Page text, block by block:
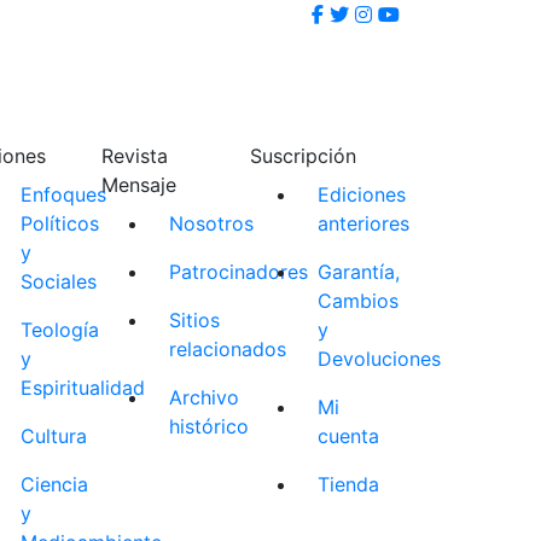
Enfoques
Políticos
y
Sociales
Teología
y
Espiritualidad
Cultura
Ciencia
y
Revista
Mensaje
Nosotros
Patrocinadores
Sitios
relacionados
Archivo
histórico
Suscripción
Ediciones
anteriores
Garantía,
Cambios
y
Devoluciones
Mi
cuenta
Tienda